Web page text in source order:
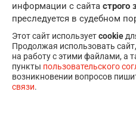
информации с сайта строго
преследуется в судебном
Этот сайт используетcookie
Продолжая использовать
на работу с этими файлами, а
пункты пользовательского
возникновении вопросов
связи.